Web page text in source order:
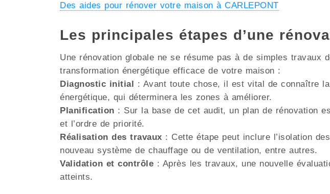
Des aides pour rénover votre maison à CARLEPONT
Les principales étapes d’une
Une rénovation globale ne se résume pas à de simples travaux
transformation énergétique efficace de votre maison :
Diagnostic initial
: Avant toute chose, il est vital de connaître
énergétique, qui déterminera les zones à améliorer.
Planification : Sur la base de cet audit, un plan de rénovation
et l’ordre de priorité.
Réalisation des travaux : Cette étape peut inclure l’isolation
nouveau système de chauffage ou de ventilation, entre autres.
Validation et contrôle : Après les travaux, une nouvelle
atteints.